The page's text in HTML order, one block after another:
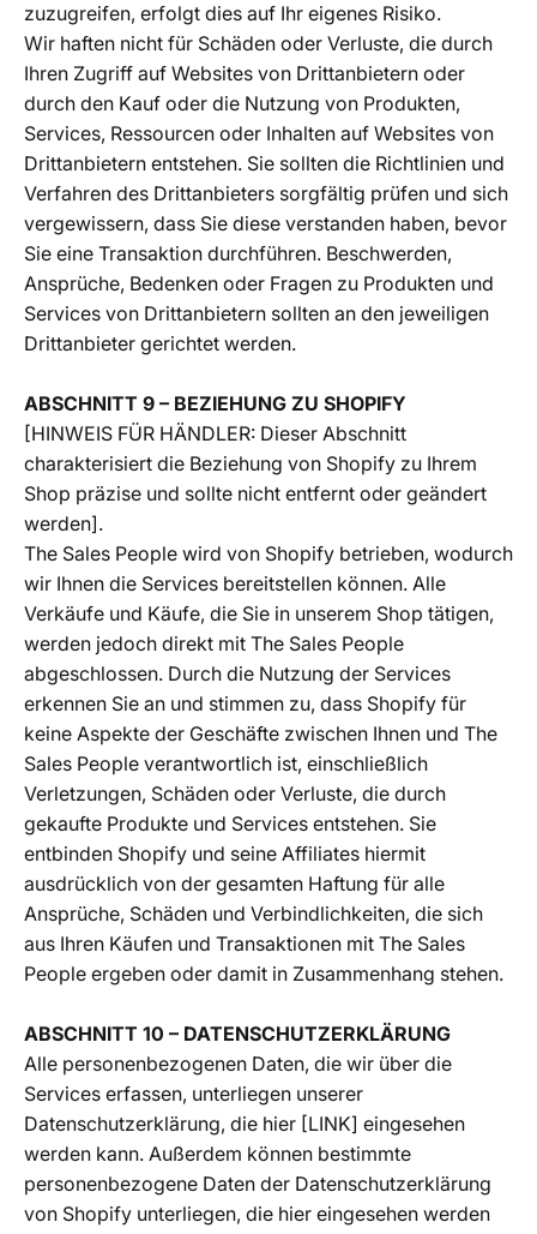
zuzugreifen, erfolgt dies auf Ihr eigenes Risiko.
Wir haften nicht für Schäden oder Verluste, die durch
Ihren Zugriff auf Websites von Drittanbietern oder
durch den Kauf oder die Nutzung von Produkten,
Services, Ressourcen oder Inhalten auf Websites von
Drittanbietern entstehen. Sie sollten die Richtlinien und
Verfahren des Drittanbieters sorgfältig prüfen und sich
vergewissern, dass Sie diese verstanden haben, bevor
Sie eine Transaktion durchführen. Beschwerden,
Ansprüche, Bedenken oder Fragen zu Produkten und
Services von Drittanbietern sollten an den jeweiligen
Drittanbieter gerichtet werden.
ABSCHNITT 9 – BEZIEHUNG ZU SHOPIFY
[HINWEIS FÜR HÄNDLER: Dieser Abschnitt
charakterisiert die Beziehung von Shopify zu Ihrem
Shop präzise und sollte nicht entfernt oder geändert
werden].
The Sales People wird von Shopify betrieben, wodurch
wir Ihnen die Services bereitstellen können. Alle
Verkäufe und Käufe, die Sie in unserem Shop tätigen,
werden jedoch direkt mit The Sales People
abgeschlossen. Durch die Nutzung der Services
erkennen Sie an und stimmen zu, dass Shopify für
keine Aspekte der Geschäfte zwischen Ihnen und The
Sales People verantwortlich ist, einschließlich
Verletzungen, Schäden oder Verluste, die durch
gekaufte Produkte und Services entstehen. Sie
entbinden Shopify und seine Affiliates hiermit
ausdrücklich von der gesamten Haftung für alle
Ansprüche, Schäden und Verbindlichkeiten, die sich
aus Ihren Käufen und Transaktionen mit The Sales
People ergeben oder damit in Zusammenhang stehen.
ABSCHNITT 10 – DATENSCHUTZERKLÄRUNG
Alle personenbezogenen Daten, die wir über die
Services erfassen, unterliegen unserer
Datenschutzerklärung, die hier [LINK] eingesehen
werden kann. Außerdem können bestimmte
personenbezogene Daten der Datenschutzerklärung
von Shopify unterliegen, die hier eingesehen werden